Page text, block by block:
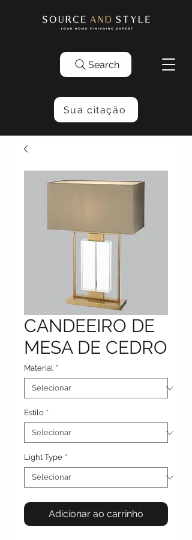
Search
Sua citação
CANDEEIRO DE
MESA DE CEDRO
Material *
Estilo *
Light Type *
Adicionar ao carrinho